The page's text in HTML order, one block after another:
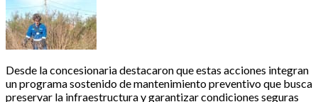
Desde la concesionaria destacaron que estas acciones integran
un programa sostenido de mantenimiento preventivo que busca
preservar la infraestructura y garantizar condiciones seguras